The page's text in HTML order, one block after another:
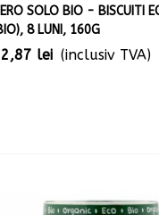
SOLO BIO - BISCUITI
8 LUNI, 160G
lei (inclusiv TVA)